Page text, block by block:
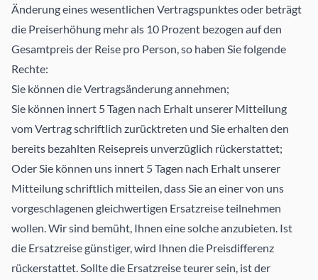
Änderung eines wesentlichen Vertragspunktes oder beträgt
die Preiserhöhung mehr als 10 Prozent bezogen auf den
Gesamtpreis der Reise pro Person, so haben Sie folgende
Rechte:
Sie können die Vertragsänderung annehmen;
Sie können innert 5 Tagen nach Erhalt unserer Mitteilung
vom Vertrag schriftlich zurücktreten und Sie erhalten den
bereits bezahlten Reisepreis unverzüglich rückerstattet;
Oder Sie können uns innert 5 Tagen nach Erhalt unserer
Mitteilung schriftlich mitteilen, dass Sie an einer von uns
vorgeschlagenen gleichwertigen Ersatzreise teilnehmen
wollen. Wir sind bemüht, Ihnen eine solche anzubieten. Ist
die Ersatzreise günstiger, wird Ihnen die Preisdifferenz
rückerstattet. Sollte die Ersatzreise teurer sein, ist der